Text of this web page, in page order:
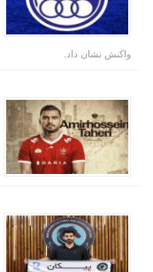
واکنش نشان داد.